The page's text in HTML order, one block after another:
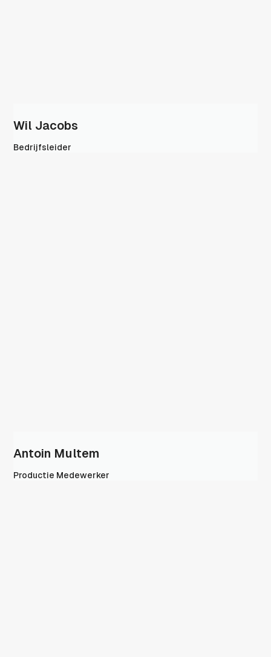
Wil Jacobs
Bedrijfsleider
Antoin Multem
Productie Medewerker